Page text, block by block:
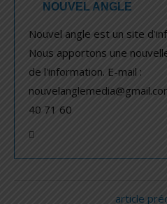
NOUVEL ANGLE
Nouvel angle est un site
Nous apportons une
de l'information. E-mail :
40 71 60
article